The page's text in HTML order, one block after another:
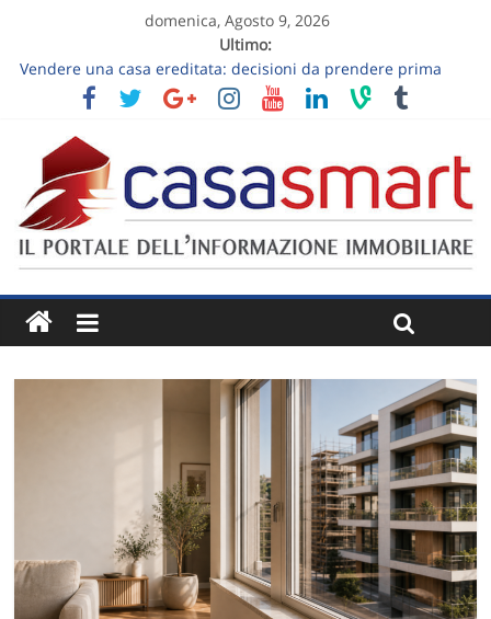
domenica, Agosto 9, 2026
Ultimo:
Vendere una casa ereditata: decisioni da prendere prima
dell’annuncio
Follow-up dopo la visita immobiliare: trasformare “ci
pensiamo” in un prossimo passo
Vendere una casa ancora abitata: ordine, verità e visite
sostenibili
Come lavora l’ecosistema Marco Valmori su una vendita
residenziale
Vendere un appartamento al piano terra: luce, privacy e